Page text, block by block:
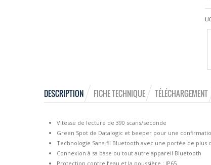
DESCRIPTION FICHE TECHNIQUE TÉLÉCHARGEMENT
Vitesse de lecture de 390 scans/seconde
Green Spot de Datalogic et beeper pour une
Technologie Sans-fil Bluetooth avec une portée de plus
Connexion à sa base ou tout autre appareil Bluetooth
Protection contre l’eau et la poussière : IP65